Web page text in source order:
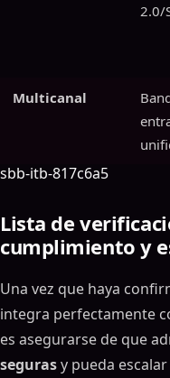
2.0/
Multicanal
sbb-itb-817c6a5
Lista de
cumplimiento y
Una vez que haya
integra perfectamente
es asegurarse de que
segurasy pueda